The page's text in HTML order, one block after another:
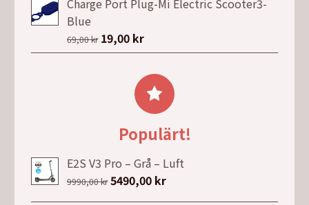
priset
69,00 kr.
priset
19,00 kr.
Charge Port Plug-Mi Electric Scooter3-
Blue
69,00kr Det
ursprungliga
69,00 kr.
19,00 krDet
nuvarande
priset
är:
19,00 kr.
Populärt!
E2S V3 Pro – Grå – Luft
9990,00kr Det
5490,00 krDet